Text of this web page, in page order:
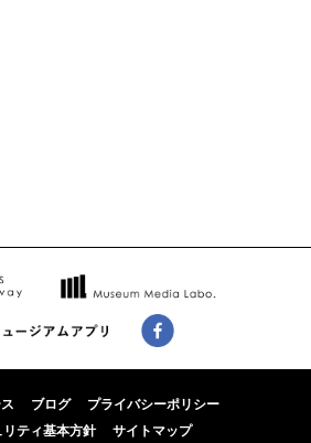
ブログ
プライバシーポリシー
ティ基本方針
サイトマップ